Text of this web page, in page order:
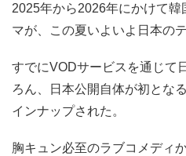
2025年から2026年にかけて
マが、この夏いよいよ日本の
すでにVODサービスを通じて
ろん、日本公開自体が初とな
インナップされた。
胸キュン必至のラブコメディ